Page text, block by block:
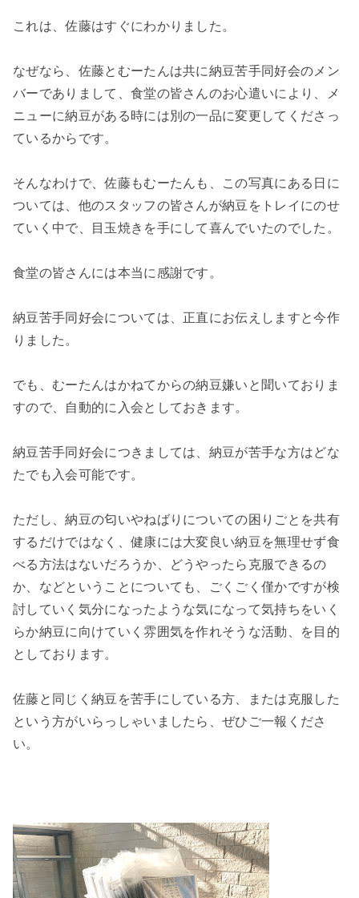
これは、佐藤はすぐにわかりました。
なぜなら、佐藤とむーたんは共に納豆苦手同好会のメン
バーでありまして、食堂の皆さんのお心遣いにより、メ
ニューに納豆がある時には別の一品に変更してくださっ
ているからです。
そんなわけで、佐藤もむーたんも、この写真にある日に
ついては、他のスタッフの皆さんが納豆をトレイにのせ
ていく中で、目玉焼きを手にして喜んでいたのでした。
食堂の皆さんには本当に感謝です。
納豆苦手同好会については、正直にお伝えしますと今作
りました。
でも、むーたんはかねてからの納豆嫌いと聞いておりま
すので、自動的に入会としておきます。
納豆苦手同好会につきましては、納豆が苦手な方はどな
たでも入会可能です。
ただし、納豆の匂いやねばりについての困りごとを共有
するだけではなく、健康には大変良い納豆を無理せず食
べる方法はないだろうか、どうやったら克服できるの
か、などということについても、ごくごく僅かですが検
討していく気分になったような気になって気持ちをいく
らか納豆に向けていく雰囲気を作れそうな活動、を目的
としております。
佐藤と同じく納豆を苦手にしている方、または克服した
という方がいらっしゃいましたら、ぜひご一報くださ
い。